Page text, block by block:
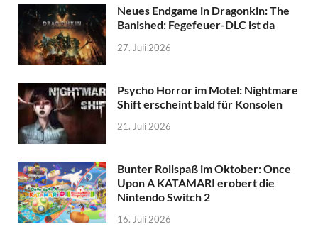
Neues Endgame in Dragonkin: The
Banished: Fegefeuer-DLC ist da
27. Juli 2026
Psycho Horror im Motel: Nightmare
Shift erscheint bald für Konsolen
21. Juli 2026
Bunter Rollspaß im Oktober: Once
Upon A KATAMARI erobert die
Nintendo Switch 2
16. Juli 2026